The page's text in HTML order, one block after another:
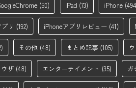
(50) iPad (73) iPhone
リ (192) iPhoneアプリレビュー (41)
その他 (48) まとめ記事 (105)
ザ (48) エンターテイメント (35) ガ